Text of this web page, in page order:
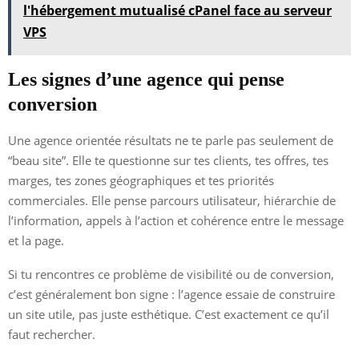
l'hébergement mutualisé cPanel face au serveur
VPS
Les signes d’une agence qui pense
conversion
Une agence orientée résultats ne te parle pas seulement de
“beau site”. Elle te questionne sur tes clients, tes offres, tes
marges, tes zones géographiques et tes priorités
commerciales. Elle pense parcours utilisateur, hiérarchie de
l’information, appels à l’action et cohérence entre le message
et la page.
Si tu rencontres ce problème de visibilité ou de conversion,
c’est généralement bon signe : l’agence essaie de construire
un site utile, pas juste esthétique. C’est exactement ce qu’il
faut rechercher.